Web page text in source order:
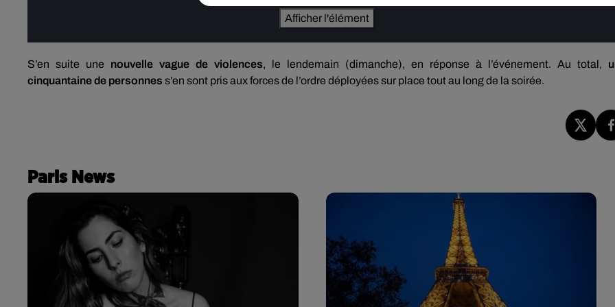
Afficher l'élément
S’en suite une nouvelle vague de violences, le lendemain (dimanche), en réponse à l’événement. Au total,
cinquantaine de personnes s’en sont pris aux forces de l’ordre déployées sur place tout au long de la soirée.
Paris News